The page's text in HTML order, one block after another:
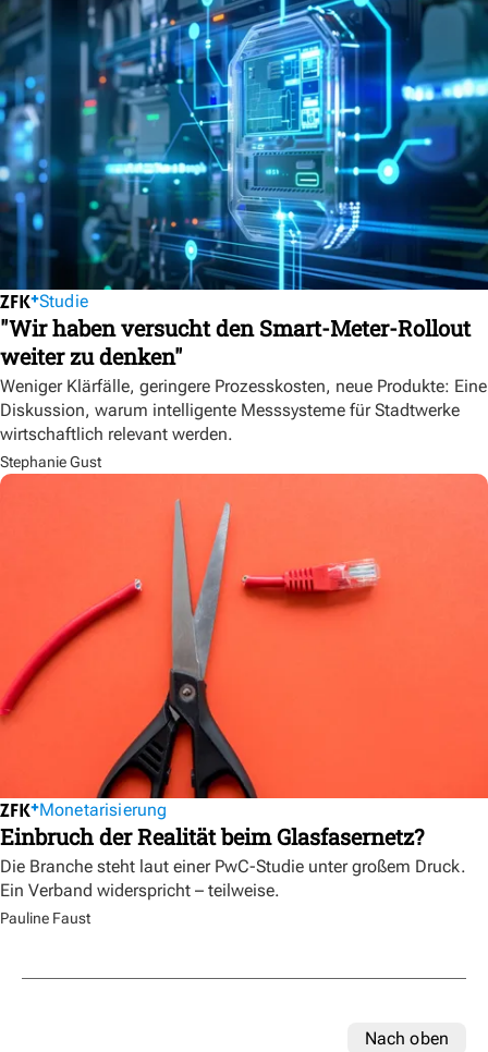
Studie
"Wir haben versucht den Smart-Meter-Rollout
weiter zu denken"
Weniger Klärfälle, geringere Prozesskosten, neue Produkte: Eine
Diskussion, warum intelligente Messsysteme für Stadtwerke
wirtschaftlich relevant werden.
Stephanie Gust
Monetarisierung
Einbruch der Realität beim Glasfasernetz?
Die Branche steht laut einer PwC-Studie unter großem Druck.
Ein Verband widerspricht – teilweise.
Pauline Faust
Nach oben